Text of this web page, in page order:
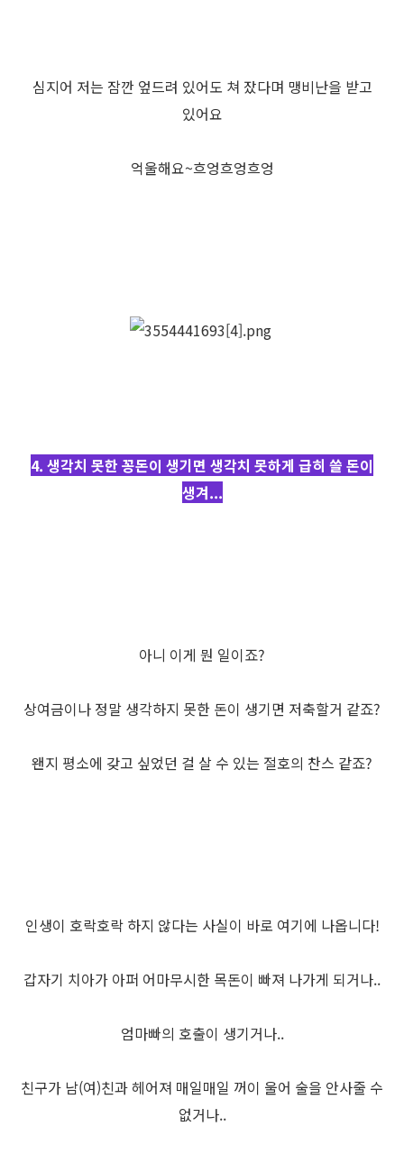
심지어 저는 잠깐 엎드려 있어도 쳐 잤다며 맹비난을 받고
있어요
억울해요~흐엉흐엉흐엉
4. 생각치 못한 꽁돈이 생기면 생각치 못하게 급히 쓸 돈이
생겨...
아니 이게 뭔 일이죠?
상여금이나 정말 생각하지 못한 돈이 생기면 저축할거 같죠?
왠지 평소에 갖고 싶었던 걸 살 수 있는 절호의 찬스 같죠?
인생이 호락호락 하지 않다는 사실이 바로 여기에 나옵니다!
갑자기 치아가 아퍼 어마무시한 목돈이 빠져 나가게 되거나..
엄마빠의 호출이 생기거나..
친구가 남(여)친과 헤어져 매일매일 꺼이 울어 술을 안사줄 수
없거나..